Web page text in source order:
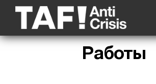
Работы